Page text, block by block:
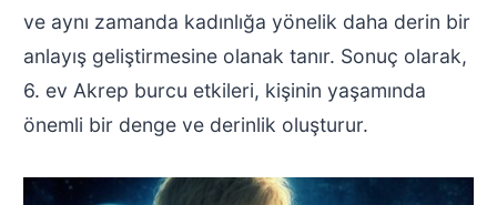
ve aynı zamanda kadınlığa yönelik daha derin bir
anlayış geliştirmesine olanak tanır. Sonuç olarak,
6. ev Akrep burcu etkileri, kişinin yaşamında
önemli bir denge ve derinlik oluşturur.